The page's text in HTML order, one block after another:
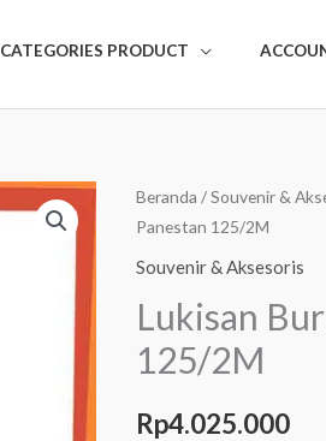
CATEGORIES PRODUCT
Beranda /Souvenir &
Panestan 125/2M
Souvenir & Aksesoris
Lukisan
125/2M
Rp4.025.000
Kuantitas
Lukisan
Burung
125/2M